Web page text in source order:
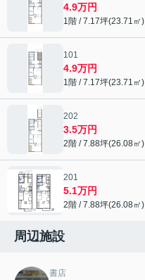
4.9万円
1階 / 7.17坪(23.71㎡)
101
4.9万円
1階 / 7.17坪(23.71㎡)
202
3.5万円
2階 / 7.88坪(26.08㎡)
201
5.1万円
2階 / 7.88坪(26.08㎡)
周辺施設
書店